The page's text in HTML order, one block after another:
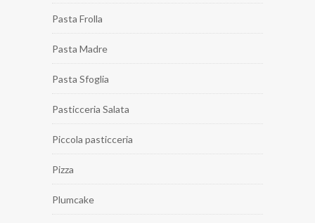
Pasta Frolla
Pasta Madre
Pasta Sfoglia
Pasticceria Salata
Piccola pasticceria
Pizza
Plumcake